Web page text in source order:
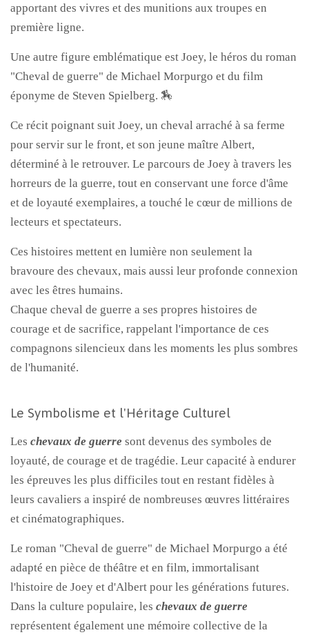
apportant des vivres et des munitions aux troupes en
première ligne.
Une autre figure emblématique est Joey, le héros du roman
"Cheval de guerre" de Michael Morpurgo et du film
éponyme de Steven Spielberg. 🏇
Ce récit poignant suit Joey, un cheval arraché à sa ferme
pour servir sur le front, et son jeune maître Albert,
déterminé à le retrouver. Le parcours de Joey à travers les
horreurs de la guerre, tout en conservant une force d'âme
et de loyauté exemplaires, a touché le cœur de millions de
lecteurs et spectateurs.
Ces histoires mettent en lumière non seulement la
bravoure des chevaux, mais aussi leur profonde connexion
avec les êtres humains.
Chaque cheval de guerre a ses propres histoires de
courage et de sacrifice, rappelant l'importance de ces
compagnons silencieux dans les moments les plus sombres
de l'humanité.
Le Symbolisme et l'Héritage Culturel
Les chevaux de guerre sont devenus des symboles de
loyauté, de courage et de tragédie. Leur capacité à endurer
les épreuves les plus difficiles tout en restant fidèles à
leurs cavaliers a inspiré de nombreuses œuvres littéraires
et cinématographiques.
Le roman "Cheval de guerre" de Michael Morpurgo a été
adapté en pièce de théâtre et en film, immortalisant
l'histoire de Joey et d'Albert pour les générations futures.
Dans la culture populaire, les chevaux de guerre
représentent également une mémoire collective de la